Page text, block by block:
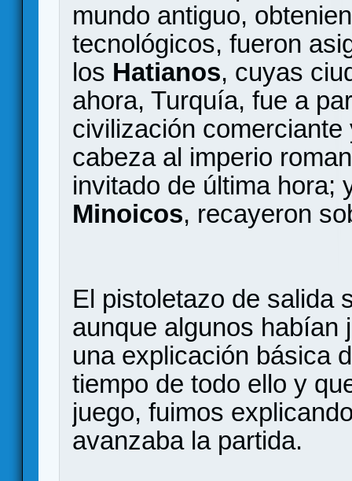
mundo antiguo,
tecnológicos, fueron
los Hatianos, cuyas
ahora, Turquía, fue a
civilización
cabeza al imperio
invitado de última hora;
Minoicos, recayeron
El pistoletazo de salida
aunque algunos habían
una explicación básica
tiempo de todo ello y
juego, fuimos
avanzaba la partida.